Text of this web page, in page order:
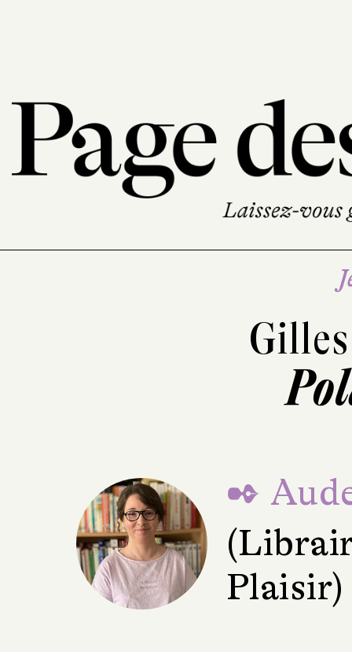
✒
Plaisir)